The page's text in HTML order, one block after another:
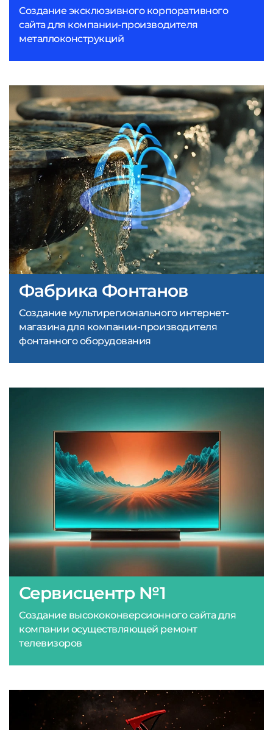
Создание эксклюзивного корпоративного
сайта для компании-производителя
металлоконструкций
Сервисцентр №1
Создание высококонверсионного сайта для
компании осуществляющей ремонт
телевизоров
Фабрика Фонтанов
Создание мультирегионального интернет-
магазина для компании-производителя
фонтанного оборудования